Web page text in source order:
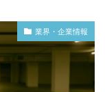
業界・企業情報